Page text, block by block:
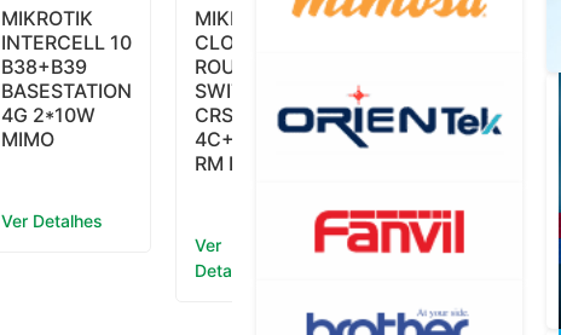
MIKROTIK
INTERCELL 10
B38+B39
BASESTATION
4G 2*10W
MIMO
Ver Detalhes
MIKROTIK
CLOUD
ROUTER
SWITCH
CRS312-
4C+8XG-
RM L5 EU
Ver
Detalhes